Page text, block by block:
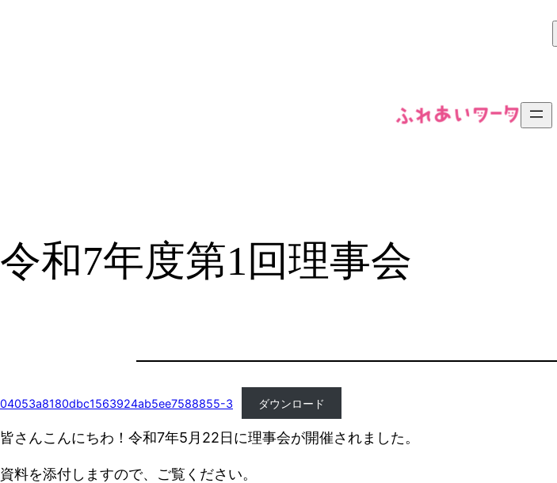
令和7年度第1回理事会
04053a8180dbc1563924ab5ee7588855-3 ダウンロード
皆さんこんにちわ！令和7年5月22日に理事会が開催されました。
資料を添付しますので、ご覧ください。